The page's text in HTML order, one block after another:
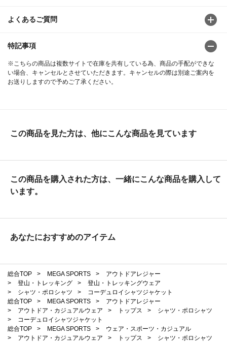
よくあるご質問
特記事項
※こちらの商品は複数サイトで在庫を共有している為、商品の手配ができな
い場合、キャンセルとさせていただきます。キャンセルの際は別途ご案内を
お送りしますので予めご了承ください。
この商品を見た方は、他にこんな商品を見ています
この商品を購入された方は、一緒にこんな商品を購入して
います。
あなたにおすすめのアイテム
総合TOP > MEGA SPORTS >
アウトドアレジャー
>
登山・トレッキング >
登山・トレッキングウェア
>
シャツ・ポロシャツ >
コーデュロイシャツジャケット
総合TOP
> MEGA SPORTS >
アウトドアレジャー
>
アウトドア・カジュアルウェア > トップス >
シャツ・ポロシャツ
>
コーデュロイシャツジャケット
総合TOP
> MEGA SPORTS >
ウェア・スポーツ・カジュアル
>
アウトドア・カジュアルウェア > トップス >
シャツ・ポロシャツ